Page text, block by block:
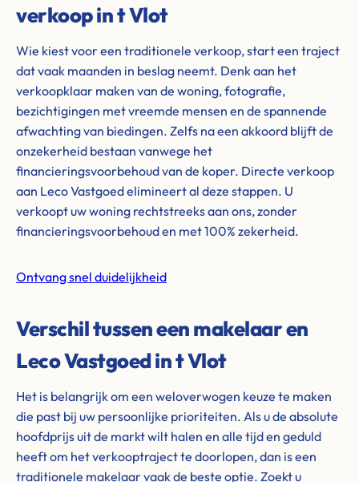
verkoop in t Vlot
Wie kiest voor een traditionele verkoop, start een traject
dat vaak maanden in beslag neemt. Denk aan het
verkoopklaar maken van de woning, fotografie,
bezichtigingen met vreemde mensen en de spannende
afwachting van biedingen. Zelfs na een akkoord blijft de
onzekerheid bestaan vanwege het
financieringsvoorbehoud van de koper. Directe verkoop
aan Leco Vastgoed elimineert al deze stappen. U
verkoopt uw woning rechtstreeks aan ons, zonder
financieringsvoorbehoud en met 100% zekerheid.
Ontvang snel duidelijkheid
Verschil tussen een makelaar en
Leco Vastgoed in t Vlot
Het is belangrijk om een weloverwogen keuze te maken
die past bij uw persoonlijke prioriteiten. Als u de absolute
hoofdprijs uit de markt wilt halen en alle tijd en geduld
heeft om het verkooptraject te doorlopen, dan is een
traditionele makelaar vaak de beste optie. Zoekt u